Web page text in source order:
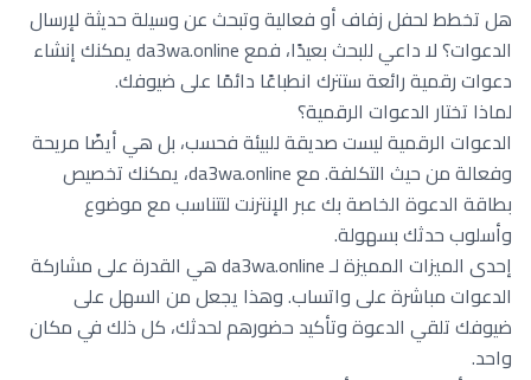
هل تخطط لحفل زفاف أو فعالية وتبحث عن وسيلة حديثة لإرسال
الدعوات؟ لا داعي للبحث بعيدًا، فمع da3wa.online يمكنك إنشاء
دعوات رقمية رائعة ستترك انطباعًا دائمًا على ضيوفك.
لماذا تختار الدعوات الرقمية؟
الدعوات الرقمية ليست صديقة للبيئة فحسب، بل هي أيضًا مريحة
وفعالة من حيث التكلفة. مع da3wa.online، يمكنك تخصيص
بطاقة الدعوة الخاصة بك عبر الإنترنت لتتناسب مع موضوع
وأسلوب حدثك بسهولة.
إحدى الميزات المميزة لـ da3wa.online هي القدرة على مشاركة
الدعوات مباشرة على واتساب. وهذا يجعل من السهل على
ضيوفك تلقي الدعوة وتأكيد حضورهم لحدثك، كل ذلك في مكان
واحد.